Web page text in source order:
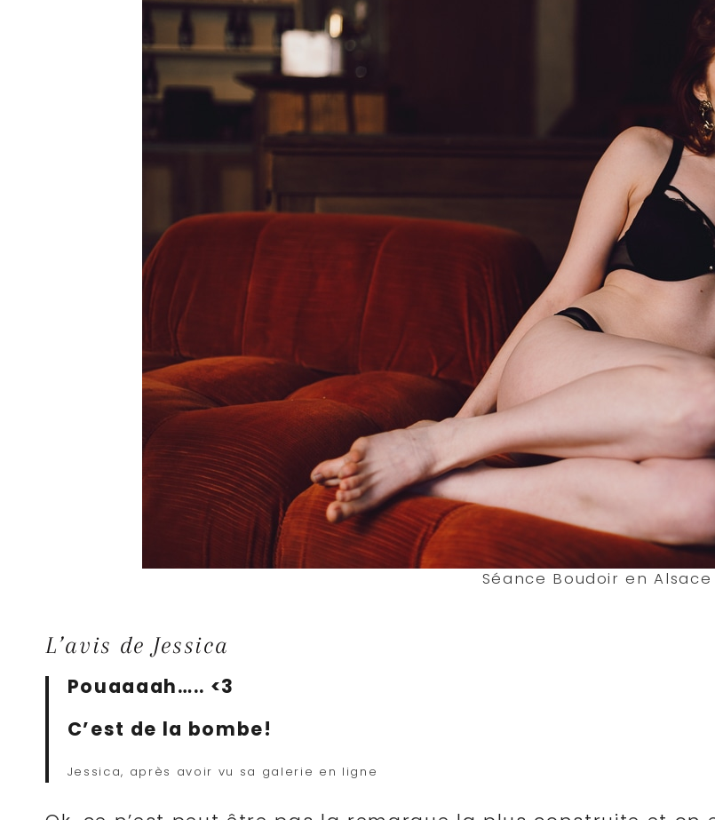
Séance Boudoir en Alsace
L’avis de Jessica
Pouaaaah….. <3
C’est de la bombe!
Jessica, après avoir vu sa galerie en ligne